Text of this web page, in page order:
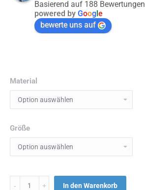
Basierend auf 188 Bewertungen
powered by Google
bewerte uns auf
Material
Größe
Menge In den Warenkorb